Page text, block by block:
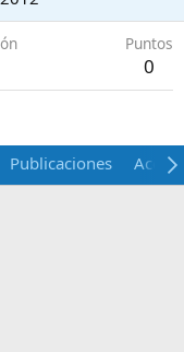
Puntos
0
Publicaciones Acerca